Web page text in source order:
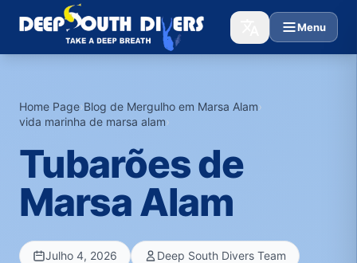
Menu
Home Page›Blog de Mergulho em Marsa Alam›
vida marinha de marsa alam›
Tubarões de
Marsa Alam
Julho 4, 2026 Deep South Divers Team